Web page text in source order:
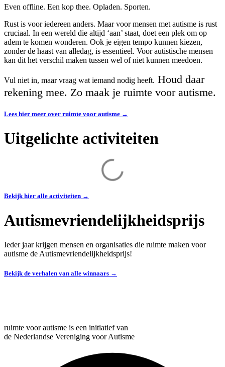
Even offline. Een kop thee. Opladen. Sporten.
Rust is voor iedereen anders. Maar voor mensen met autisme is rust
cruciaal. In een wereld die altijd ‘aan’ staat, doet een plek om op
adem te komen wonderen. Ook je eigen tempo kunnen kiezen,
zonder de haast van alledag, is essentieel. Voor autistische mensen
kan dit het verschil maken tussen wel of niet kunnen meedoen.
Vul niet in, maar vraag wat iemand nodig heeft. Houd daar
rekening mee. Zo maak je ruimte voor autisme.
Lees hier meer over ruimte voor autisme →
Uitgelichte activiteiten
Bekijk hier alle activiteiten →
Autismevriendelijkheidsprijs
Ieder jaar krijgen mensen en organisaties die ruimte maken voor
autisme de Autismevriendelijkheidsprijs!
Bekijk de verhalen van alle winnaars →
ruimte voor autisme is een initiatief van
de Nederlandse Vereniging voor Autisme